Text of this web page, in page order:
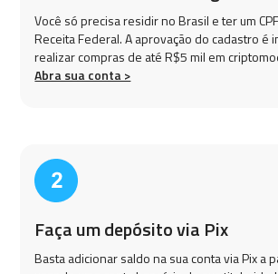
Você só precisa residir no Brasil e ter um
Receita Federal. A aprovação do cadastro é
realizar compras de até R$5 mil em
Abra sua conta >
Faça um depósito via Pix
Basta adicionar saldo na sua conta via Pix a